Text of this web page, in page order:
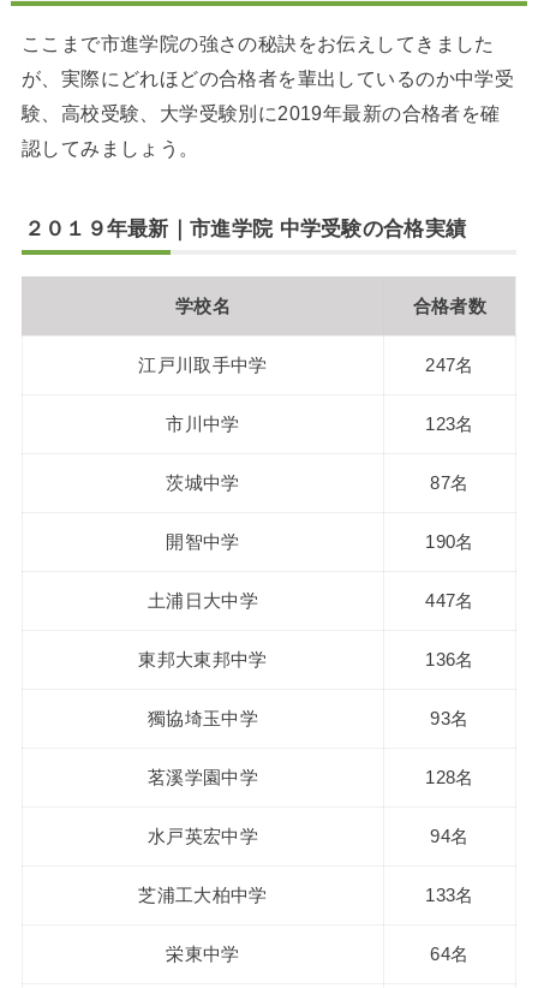
ここまで市進学院の強さの秘訣をお伝えしてきました
が、実際にどれほどの合格者を輩出しているのか中学受
験、高校受験、大学受験別に2019年最新の合格者を確
認してみましょう。
２０１９年最新｜市進学院 中学受験の合格実績
学校名 合格者数
江戸川取手中学 247名
市川中学 123名
茨城中学 87名
開智中学 190名
土浦日大中学 447名
東邦大東邦中学 136名
獨協埼玉中学 93名
茗溪学園中学 128名
水戸英宏中学 94名
芝浦工大柏中学 133名
栄東中学 64名